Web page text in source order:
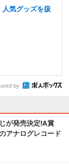
人気グッズを扱
by
が発売決定!A賞
アナログレコード